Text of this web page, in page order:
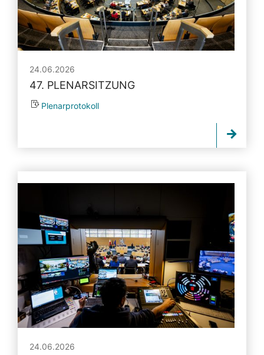
24.06.2026
47. PLENARSITZUNG
Plenarprotokoll
24.06.2026